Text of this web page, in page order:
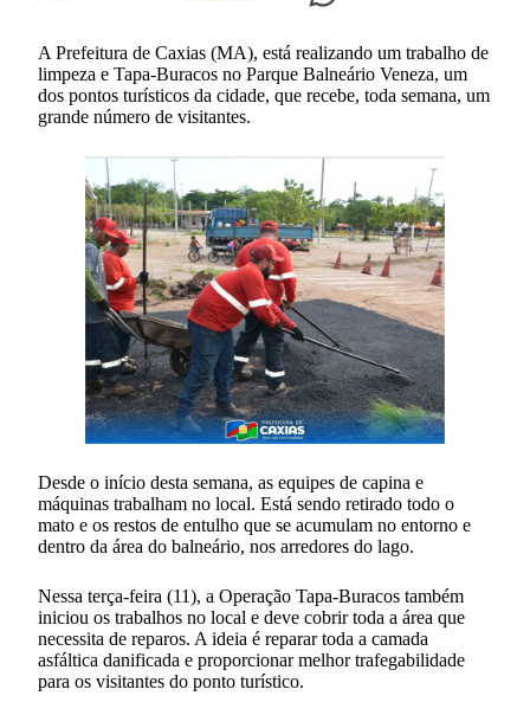
A Prefeitura de Caxias (MA), está realizando um trabalho de
limpeza e Tapa-Buracos no Parque Balneário Veneza, um
dos pontos turísticos da cidade, que recebe, toda semana, um
grande número de visitantes.
Desde o início desta semana, as equipes de capina e
máquinas trabalham no local. Está sendo retirado todo o
mato e os restos de entulho que se acumulam no entorno e
dentro da área do balneário, nos arredores do lago.
Nessa terça-feira (11), a Operação Tapa-Buracos também
iniciou os trabalhos no local e deve cobrir toda a área que
necessita de reparos. A ideia é reparar toda a camada
asfáltica danificada e proporcionar melhor trafegabilidade
para os visitantes do ponto turístico.